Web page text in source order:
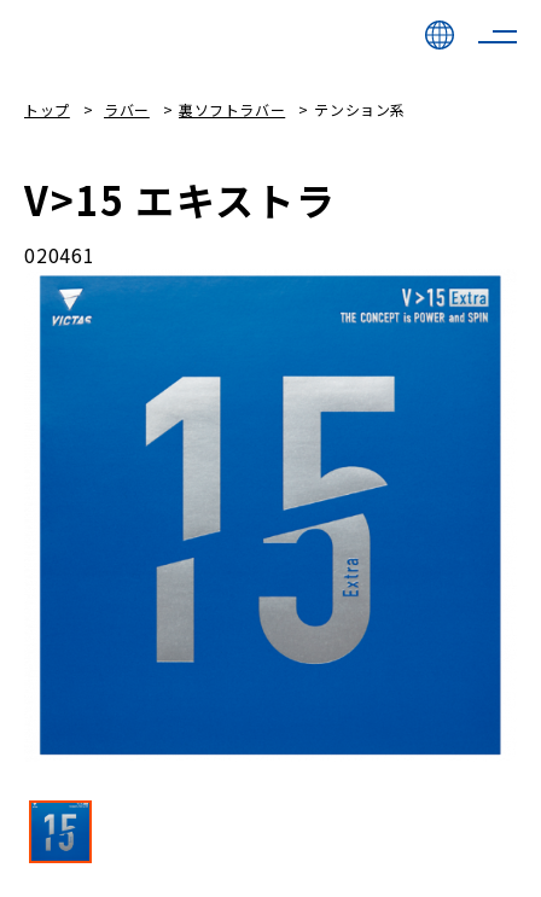
トップ ラバー 裏ソフトラバー テンション系
V>15 エキストラ
020461